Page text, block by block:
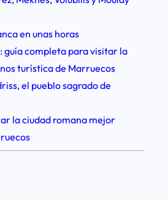
en unas horas
guía completa para visitar la
turística de Marruecos
el pueblo sagrado de
la ciudad romana mejor